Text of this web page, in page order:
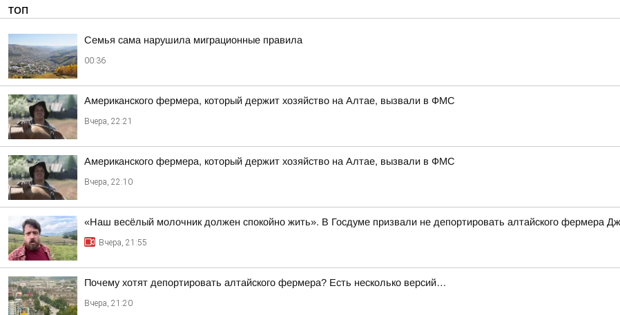
ТОП
Семья сама нарушила миграционные правила
00:36
Американского фермера, который держит хозяйство на Алтае, вызвали в ФМС
Вчера, 22:21
Американского фермера, который держит хозяйство на Алтае, вызвали в ФМС
Вчера, 22:10
«Наш весёлый молочник должен спокойно жить». В Госдуме призвали не депортировать алтайского фермера
Вчера, 21:55
Почему хотят депортировать алтайского фермера? Есть несколько версий…
Вчера, 21:20